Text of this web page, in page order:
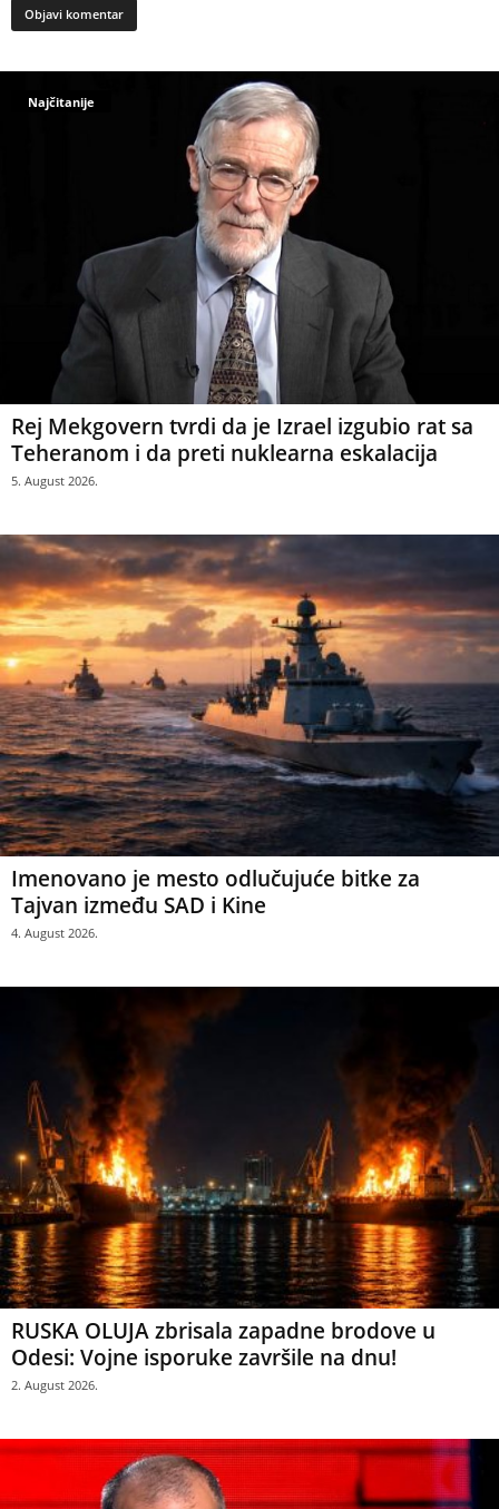
Najčitanije
Rej Mekgovern tvrdi da je Izrael izgubio rat sa
Teheranom i da preti nuklearna eskalacija
5. August 2026.
Imenovano je mesto odlučujuće bitke za
Tajvan između SAD i Kine
4. August 2026.
RUSKA OLUJA zbrisala zapadne brodove u
Odesi: Vojne isporuke završile na dnu!
2. August 2026.